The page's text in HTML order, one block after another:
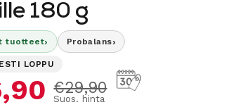
180 g
tuotteet› Probalans›
LOPPU
Normaalihinta
€29,90
Suos. hinta